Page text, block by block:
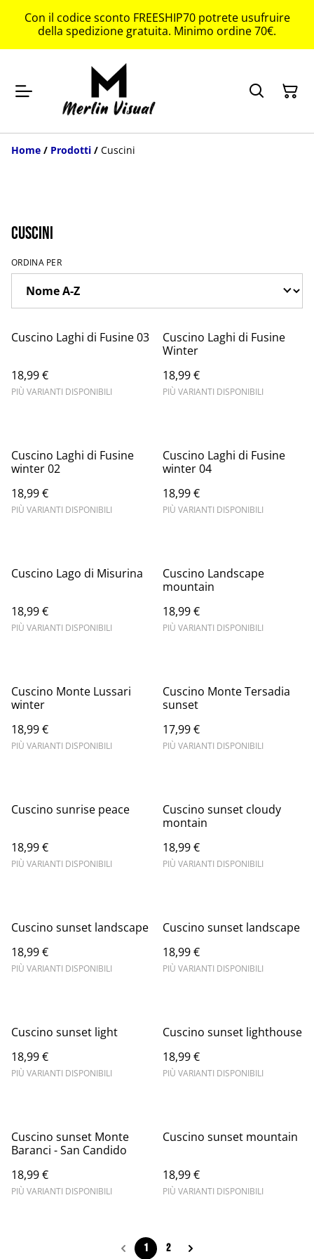
Con il codice sconto FREESHIP70 potrete usufruire
della spedizione gratuita. Minimo ordine 70€.
Home / Prodotti / Cuscini
Cuscini
ORDINA PER
Cuscino Laghi di Fusine 03
18,99 €
PIÙ VARIANTI DISPONIBILI
Cuscino Laghi di Fusine
Winter
18,99 €
PIÙ VARIANTI DISPONIBILI
Cuscino Laghi di Fusine
winter 02
18,99 €
PIÙ VARIANTI DISPONIBILI
Cuscino Laghi di Fusine
winter 04
18,99 €
PIÙ VARIANTI DISPONIBILI
Cuscino Lago di Misurina
18,99 €
PIÙ VARIANTI DISPONIBILI
Cuscino Landscape
mountain
18,99 €
PIÙ VARIANTI DISPONIBILI
Cuscino Monte Lussari
winter
18,99 €
PIÙ VARIANTI DISPONIBILI
Cuscino Monte Tersadia
sunset
17,99 €
PIÙ VARIANTI DISPONIBILI
Cuscino sunrise peace
18,99 €
PIÙ VARIANTI DISPONIBILI
Cuscino sunset cloudy
montain
18,99 €
PIÙ VARIANTI DISPONIBILI
Cuscino sunset landscape
18,99 €
PIÙ VARIANTI DISPONIBILI
Cuscino sunset landscape
18,99 €
PIÙ VARIANTI DISPONIBILI
Cuscino sunset light
18,99 €
PIÙ VARIANTI DISPONIBILI
Cuscino sunset lighthouse
18,99 €
PIÙ VARIANTI DISPONIBILI
Cuscino sunset Monte
Baranci - San Candido
18,99 €
PIÙ VARIANTI DISPONIBILI
Cuscino sunset mountain
18,99 €
PIÙ VARIANTI DISPONIBILI
1 2